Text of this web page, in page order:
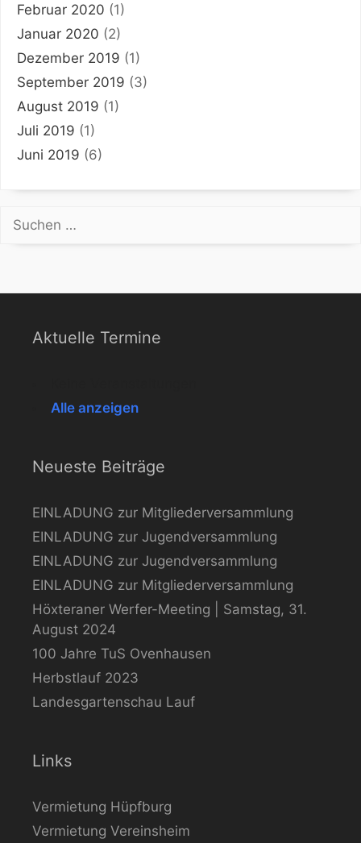
Februar 2020 (1)
Januar 2020 (2)
Dezember 2019 (1)
September 2019 (3)
August 2019 (1)
Juli 2019 (1)
Juni 2019 (6)
Suchen
nach:
Aktuelle Termine
Alle anzeigen
Neueste Beiträge
EINLADUNG zur Mitgliederversammlung
EINLADUNG zur Jugendversammlung
EINLADUNG zur Jugendversammlung
EINLADUNG zur Mitgliederversammlung
Höxteraner Werfer-Meeting | Samstag, 31.
August 2024
100 Jahre TuS Ovenhausen
Herbstlauf 2023
Landesgartenschau Lauf
Links
Vermietung Hüpfburg
Vermietung Vereinsheim